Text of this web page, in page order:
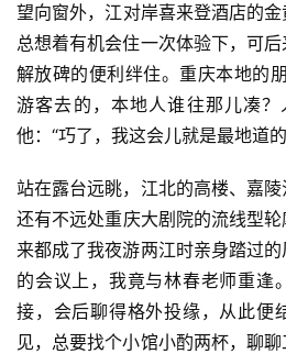
望向窗外，江对岸喜来登酒店的
总想着有机会住一次体验下，可
解放碑的便利绊住。重庆本地的
游客去的，本地人谁往那儿凑？
他：“巧了，我这会儿就是最地道的
站在露台远眺，江北的高楼、嘉陵
还有不远处重庆大剧院的流线型
来都成了我夜游两江时亲身踏过
的会议上，我竟与林春老师重逢
接，会后聊得格外投缘，从此便
见，总要找个小馆小酌两杯，聊